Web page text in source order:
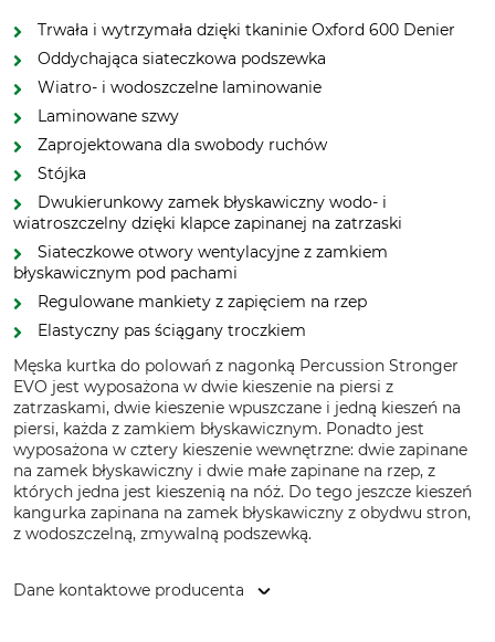
Trwała i wytrzymała dzięki tkaninie Oxford 600 Denier
Oddychająca siateczkowa podszewka
Wiatro- i wodoszczelne laminowanie
Laminowane szwy
Zaprojektowana dla swobody ruchów
Stójka
Dwukierunkowy zamek błyskawiczny wodo- i
wiatroszczelny dzięki klapce zapinanej na zatrzaski
Siateczkowe otwory wentylacyjne z zamkiem
błyskawicznym pod pachami
Regulowane mankiety z zapięciem na rzep
Elastyczny pas ściągany troczkiem
Męska kurtka do polowań z nagonką Percussion Stronger
EVO jest wyposażona w dwie kieszenie na piersi z
zatrzaskami, dwie kieszenie wpuszczane i jedną kieszeń na
piersi, każda z zamkiem błyskawicznym. Ponadto jest
wyposażona w cztery kieszenie wewnętrzne: dwie zapinane
na zamek błyskawiczny i dwie małe zapinane na rzep, z
których jedna jest kieszenią na nóż. Do tego jeszcze kieszeń
kangurka zapinana na zamek błyskawiczny z obydwu stron,
z wodoszczelną, zmywalną podszewką.
Dane kontaktowe producenta